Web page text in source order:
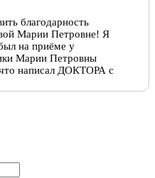
благодарность
Марии Петровне! Я
на приёме у
Марии Петровны
написал ДОКТОРА с
души, вежливая,
лечение и через 3
в груди, стал спать.
мой отзыв о ДОКТОРЕ
в Санталь№ я